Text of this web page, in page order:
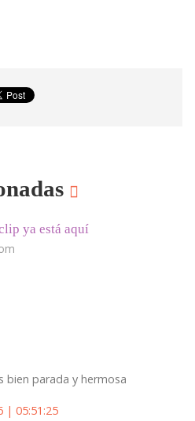
ya está aquí
bien parada y hermosa
| 05:51:25